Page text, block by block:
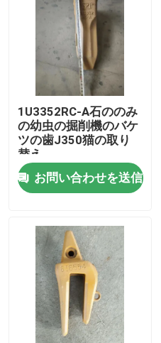
1U3352RC-A石ののみ
の幼虫の掘削機のバケ
ツの歯J350猫の取り
替え
お問い合わせを送信